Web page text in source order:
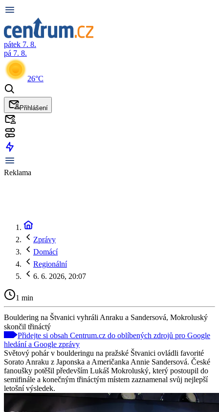
pátek 7. 8.
pá 7. 8.
26°C
Přihlášení
Reklama
Zprávy
Domácí
Regionální
6. 6. 2026, 20:07
1 min
Bouldering na Štvanici vyhráli Anraku a Sandersová, Mokroluský
skončil třináctý
Přidejte si obsah Centrum.cz do oblíbených zdrojů pro Google
hledání a Google zprávy
Světový pohár v boulderingu na pražské Štvanici ovládli favorité
Sorato Anraku z Japonska a Američanka Annie Sandersová. České
fanoušky potěšil především Lukáš Mokroluský, který postoupil do
semifinále a konečným třináctým místem zaznamenal svůj nejlepší
letošní výsledek.